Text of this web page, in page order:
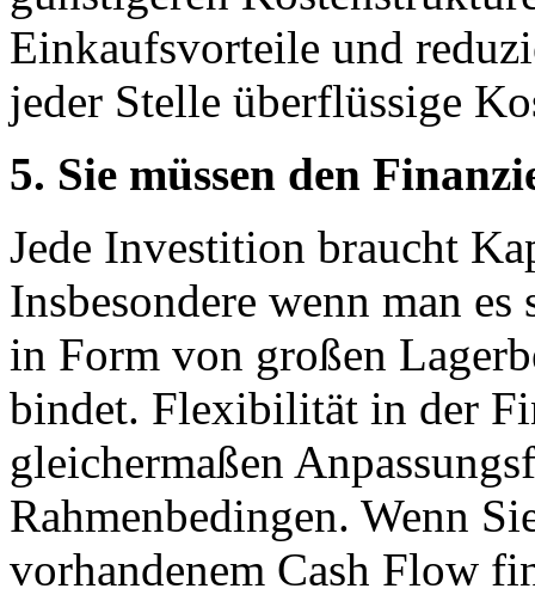
Einkaufsvorteile und
jeder Stelle überflüssige
5. Sie müssen den
Jede Investition braucht
Insbesondere wenn man
in Form von großen
bindet. Flexibilität in der
gleichermaßen
Rahmenbedingen. Wenn
vorhandenem Cash Flow